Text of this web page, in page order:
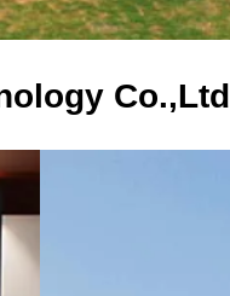
Co.,Ltd